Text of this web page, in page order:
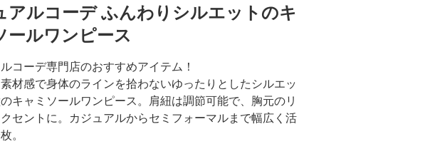
アルコーデ ふんわりシルエットのキ
ールワンピース
コーデ専門店のおすすめアイテム！
材感で身体のラインを拾わないゆったりとしたシルエッ
のキャミソールワンピース。肩紐は調節可能で、胸元のリ
セントに。カジュアルからセミフォーマルまで幅広く活
。